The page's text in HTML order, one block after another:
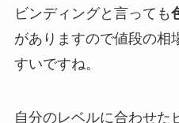
ビンディングと言っても
がありますので値段の相
すいですね。
自分のレベルに合わせた